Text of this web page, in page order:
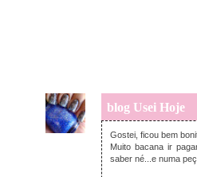
blog Usei Hoje
Gostei, ficou bem
Muito bacana ir
saber né...e numa